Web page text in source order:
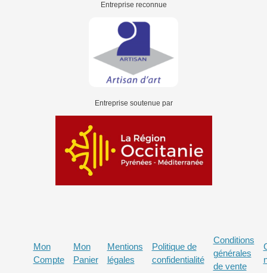
Entreprise reconnue
Entreprise soutenue par
Mon
Compte
Mon
Panier
Mentions
légales
Politique de
confidentialité
Conditions
générales
de vente